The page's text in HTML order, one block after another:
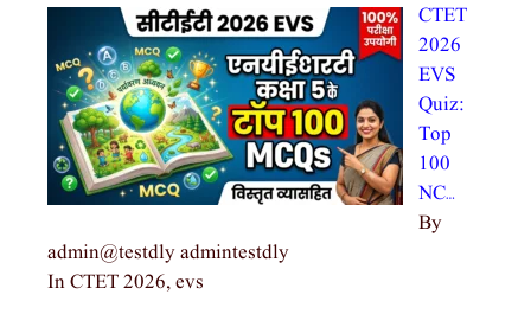
CTET
2026
EVS
Quiz:
Top
100
NC…
By
admin@testdly admintestdly
In CTET 2026, evs